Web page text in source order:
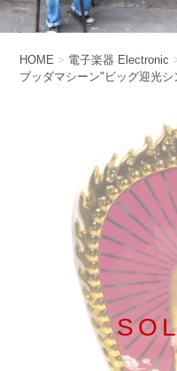
HOME > 電子楽器 Electronic
ブッダマシーン"ビッグ迎光